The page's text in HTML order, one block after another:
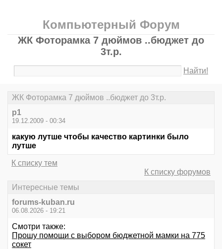
Компьютерный Форум
ЖК Фоторамка 7 дюймов ..бюджет до
3т.р.
Найти!
ЖК Фоторамка 7 дюймов ..бюджет до 3т.р.
p1
19.12.2009 - 00:34
какую лутше чтобы качество картинки было
лутше
К списку тем
К списку форумов
Интересные темы
forums-kuban.ru
06.08.2026 - 19:21
Смотри также:
Прошу помощи с выбором бюджетной мамки на 775
сокет